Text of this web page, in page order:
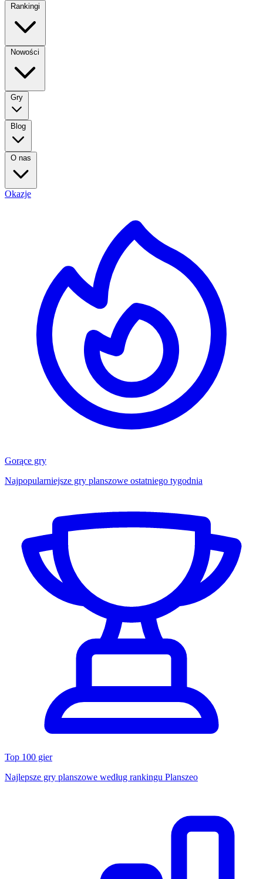
Rankingi
Nowości
Gry
Blog
O nas
Okazje
Gorące gry
Najpopularniejsze gry planszowe ostatniego tygodnia
Top 100 gier
Najlepsze gry planszowe według rankingu Planszeo